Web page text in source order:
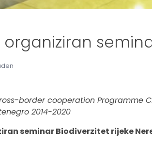
organiziran
border cooperation Programme
2014-2020
seminar Biodiverzitet rijeke